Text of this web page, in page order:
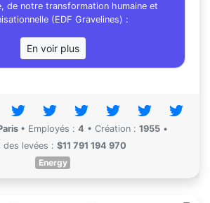
de notre transformation humaine et
(EDF Gravelines) :
En voir plus
• Employés : 4 • Création : 1955 •
des levées : $11 791 194 970
Energy